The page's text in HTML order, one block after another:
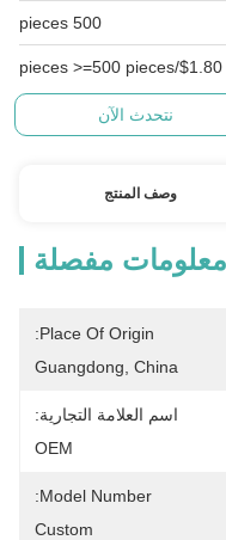
500 pieces
$1.80/pieces >=500 pieces
نتحدث الآن
وصف المنتج
معلومات مفصلة
Place Of Origin:
Guangdong, China
اسم العلامة التجارية:
OEM
Model Number:
Custom